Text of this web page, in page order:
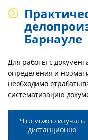
Барнауле
Для работы с
определения и
необходимо
систематизацию
Что можно изучать
дистанционно